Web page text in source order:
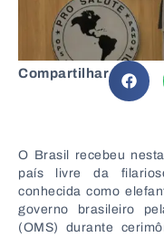
Compartilhar
O Brasil recebeu
país livre da
conhecida como
governo brasileiro
(OMS) durante